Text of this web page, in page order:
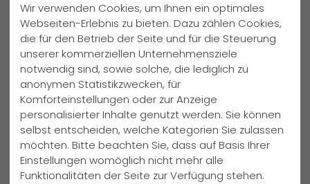
Wann:Montags, 7./8. Std.
Ort: Raum MU1
Jahrgänge:
ab Jg. 7
Leiter/-in:Herr Dr. Helmke
FAQ
Wie funktioniert die Anmeldung?
Wir verwenden Cookies, um Ihnen ein optimales
Webseiten-Erlebnis zu bieten. Dazu zählen Cookies,
die für den Betrieb der Seite und für die Steuerung
unserer kommerziellen Unternehmensziele
notwendig sind, sowie solche, die lediglich zu
anonymen Statistikzwecken, für
Komforteinstellungen oder zur Anzeige
personalisierter Inhalte genutzt werden. Sie können
selbst entscheiden, welche Kategorien Sie zulassen
möchten. Bitte beachten Sie, dass auf Basis Ihrer
Einstellungen womöglich nicht mehr alle
Funktionalitäten der Seite zur Verfügung stehen.